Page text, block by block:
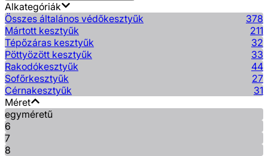
Alkategóriák
Összes általános védőkesztyűk
378
Mártott kesztyűk
211
Tépőzáras kesztyűk
32
Pöttyözött kesztyűk
33
Rakodókesztyűk
44
Sofőrkesztyűk
27
Cérnakesztyűk
31
Méret
egyméretű
6
7
8